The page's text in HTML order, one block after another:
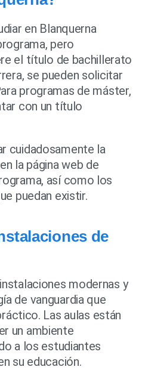
en Blanquerna
pero
el título de bachillerato
se pueden solicitar
programas de máster,
con un título
cuidadosamente la
la página web de
así como los
puedan existir.
de
modernas y
de vanguardia que
Las aulas están
un ambiente
a los estudiantes
su educación.